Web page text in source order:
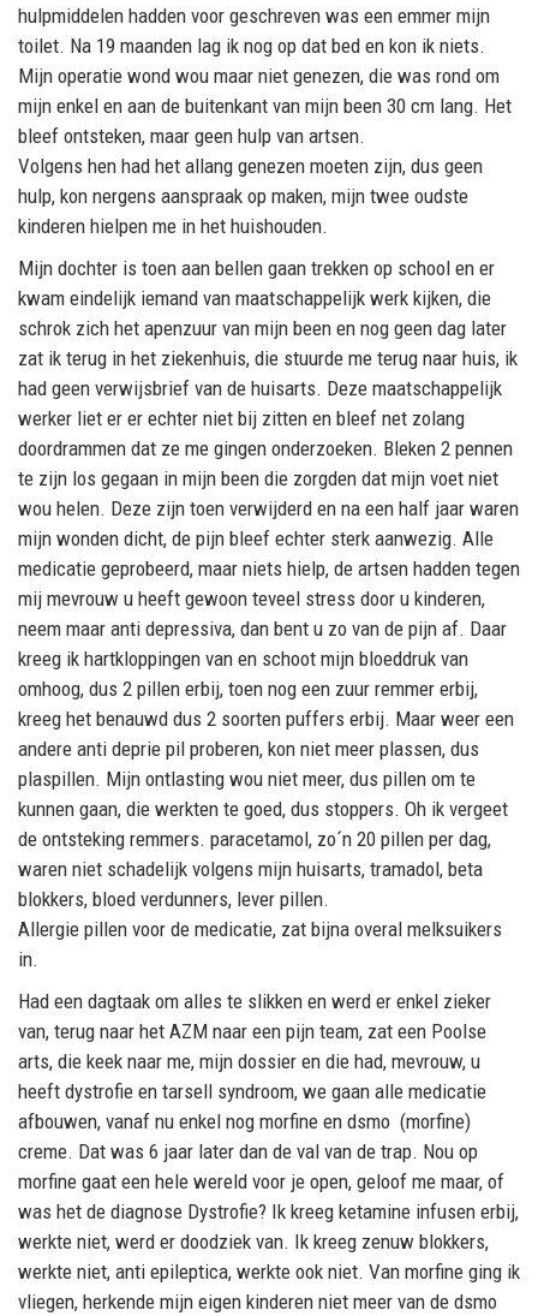
hulpmiddelen hadden voor geschreven was een emmer mijn
toilet. Na 19 maanden lag ik nog op dat bed en kon ik niets.
Mijn operatie wond wou maar niet genezen, die was rond om
mijn enkel en aan de buitenkant van mijn been 30 cm lang. Het
bleef ontsteken, maar geen hulp van artsen.
Volgens hen had het allang genezen moeten zijn, dus geen
hulp, kon nergens aanspraak op maken, mijn twee oudste
kinderen hielpen me in het huishouden.
Mijn dochter is toen aan bellen gaan trekken op school en er
kwam eindelijk iemand van maatschappelijk werk kijken, die
schrok zich het apenzuur van mijn been en nog geen dag later
zat ik terug in het ziekenhuis, die stuurde me terug naar huis, ik
had geen verwijsbrief van de huisarts. Deze maatschappelijk
werker liet er er echter niet bij zitten en bleef net zolang
doordrammen dat ze me gingen onderzoeken. Bleken 2 pennen
te zijn los gegaan in mijn been die zorgden dat mijn voet niet
wou helen. Deze zijn toen verwijderd en na een half jaar waren
mijn wonden dicht, de pijn bleef echter sterk aanwezig. Alle
medicatie geprobeerd, maar niets hielp, de artsen hadden tegen
mij mevrouw u heeft gewoon teveel stress door u kinderen,
neem maar anti depressiva, dan bent u zo van de pijn af. Daar
kreeg ik hartkloppingen van en schoot mijn bloeddruk van
omhoog, dus 2 pillen erbij, toen nog een zuur remmer erbij,
kreeg het benauwd dus 2 soorten puffers erbij. Maar weer een
andere anti deprie pil proberen, kon niet meer plassen, dus
plaspillen. Mijn ontlasting wou niet meer, dus pillen om te
kunnen gaan, die werkten te goed, dus stoppers. Oh ik vergeet
de ontsteking remmers. paracetamol, zo´n 20 pillen per dag,
waren niet schadelijk volgens mijn huisarts, tramadol, beta
blokkers, bloed verdunners, lever pillen.
Allergie pillen voor de medicatie, zat bijna overal melksuikers
in.
Had een dagtaak om alles te slikken en werd er enkel zieker
van, terug naar het AZM naar een pijn team, zat een Poolse
arts, die keek naar me, mijn dossier en die had, mevrouw, u
heeft dystrofie en tarsell syndroom, we gaan alle medicatie
afbouwen, vanaf nu enkel nog morfine en dsmo (morfine)
creme. Dat was 6 jaar later dan de val van de trap. Nou op
morfine gaat een hele wereld voor je open, geloof me maar, of
was het de diagnose Dystrofie? Ik kreeg ketamine infusen erbij,
werkte niet, werd er doodziek van. Ik kreeg zenuw blokkers,
werkte niet, anti epileptica, werkte ook niet. Van morfine ging ik
vliegen, herkende mijn eigen kinderen niet meer van de dsmo